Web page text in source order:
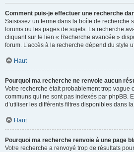
Comment puis-je effectuer une recherche
Saisissez un terme dans la boîte de recherche
forums ou les pages de sujets. La recherche
cliquant sur le lien « Recherche avancée »
forum. L’accès à la recherche dépend du style
Haut
Pourquoi ma recherche ne renvoie aucun
Votre recherche était probablement trop vague
communs qui ne sont pas indexés par phpBB.
d’utiliser les différents filtres disponibles dans
Haut
Pourquoi ma recherche renvoie à une page
Votre recherche a renvoyé trop de résultats